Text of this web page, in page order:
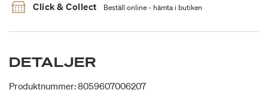
Click & Collect Beställ online - hämta i butiken
DETALJER
Produktnummer: 8059607006207